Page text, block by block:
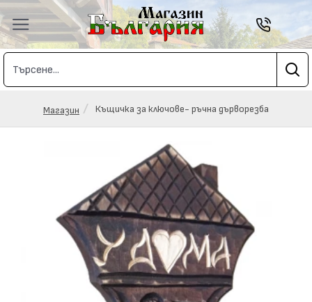
Магазин Къщичка за ключове- ръчна дърворезба